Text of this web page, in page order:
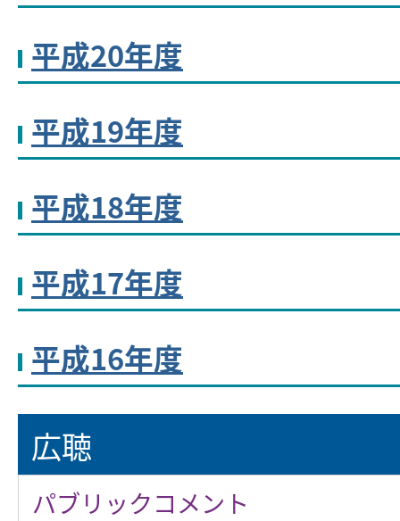
平成20年度
平成19年度
平成18年度
平成17年度
平成16年度
広聴
パブリックコメント